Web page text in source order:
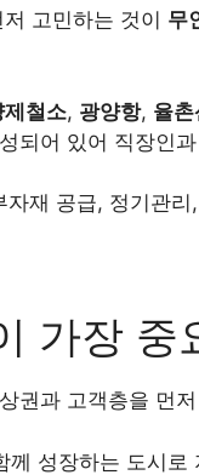
고민하는 것이 무
제철소, 광양항, 율촌
되어 있어 직장인
재 공급, 정기관
가장 중
권과 고객층을 먼
성장하는 도시